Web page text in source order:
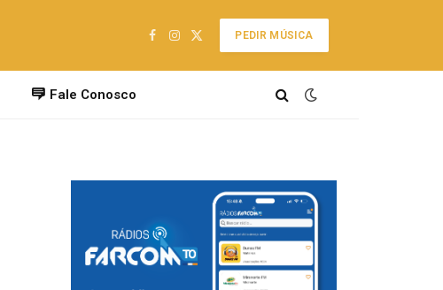
Facebook
Instagram
X
PEDIR MÚSICA
Fale Conosco